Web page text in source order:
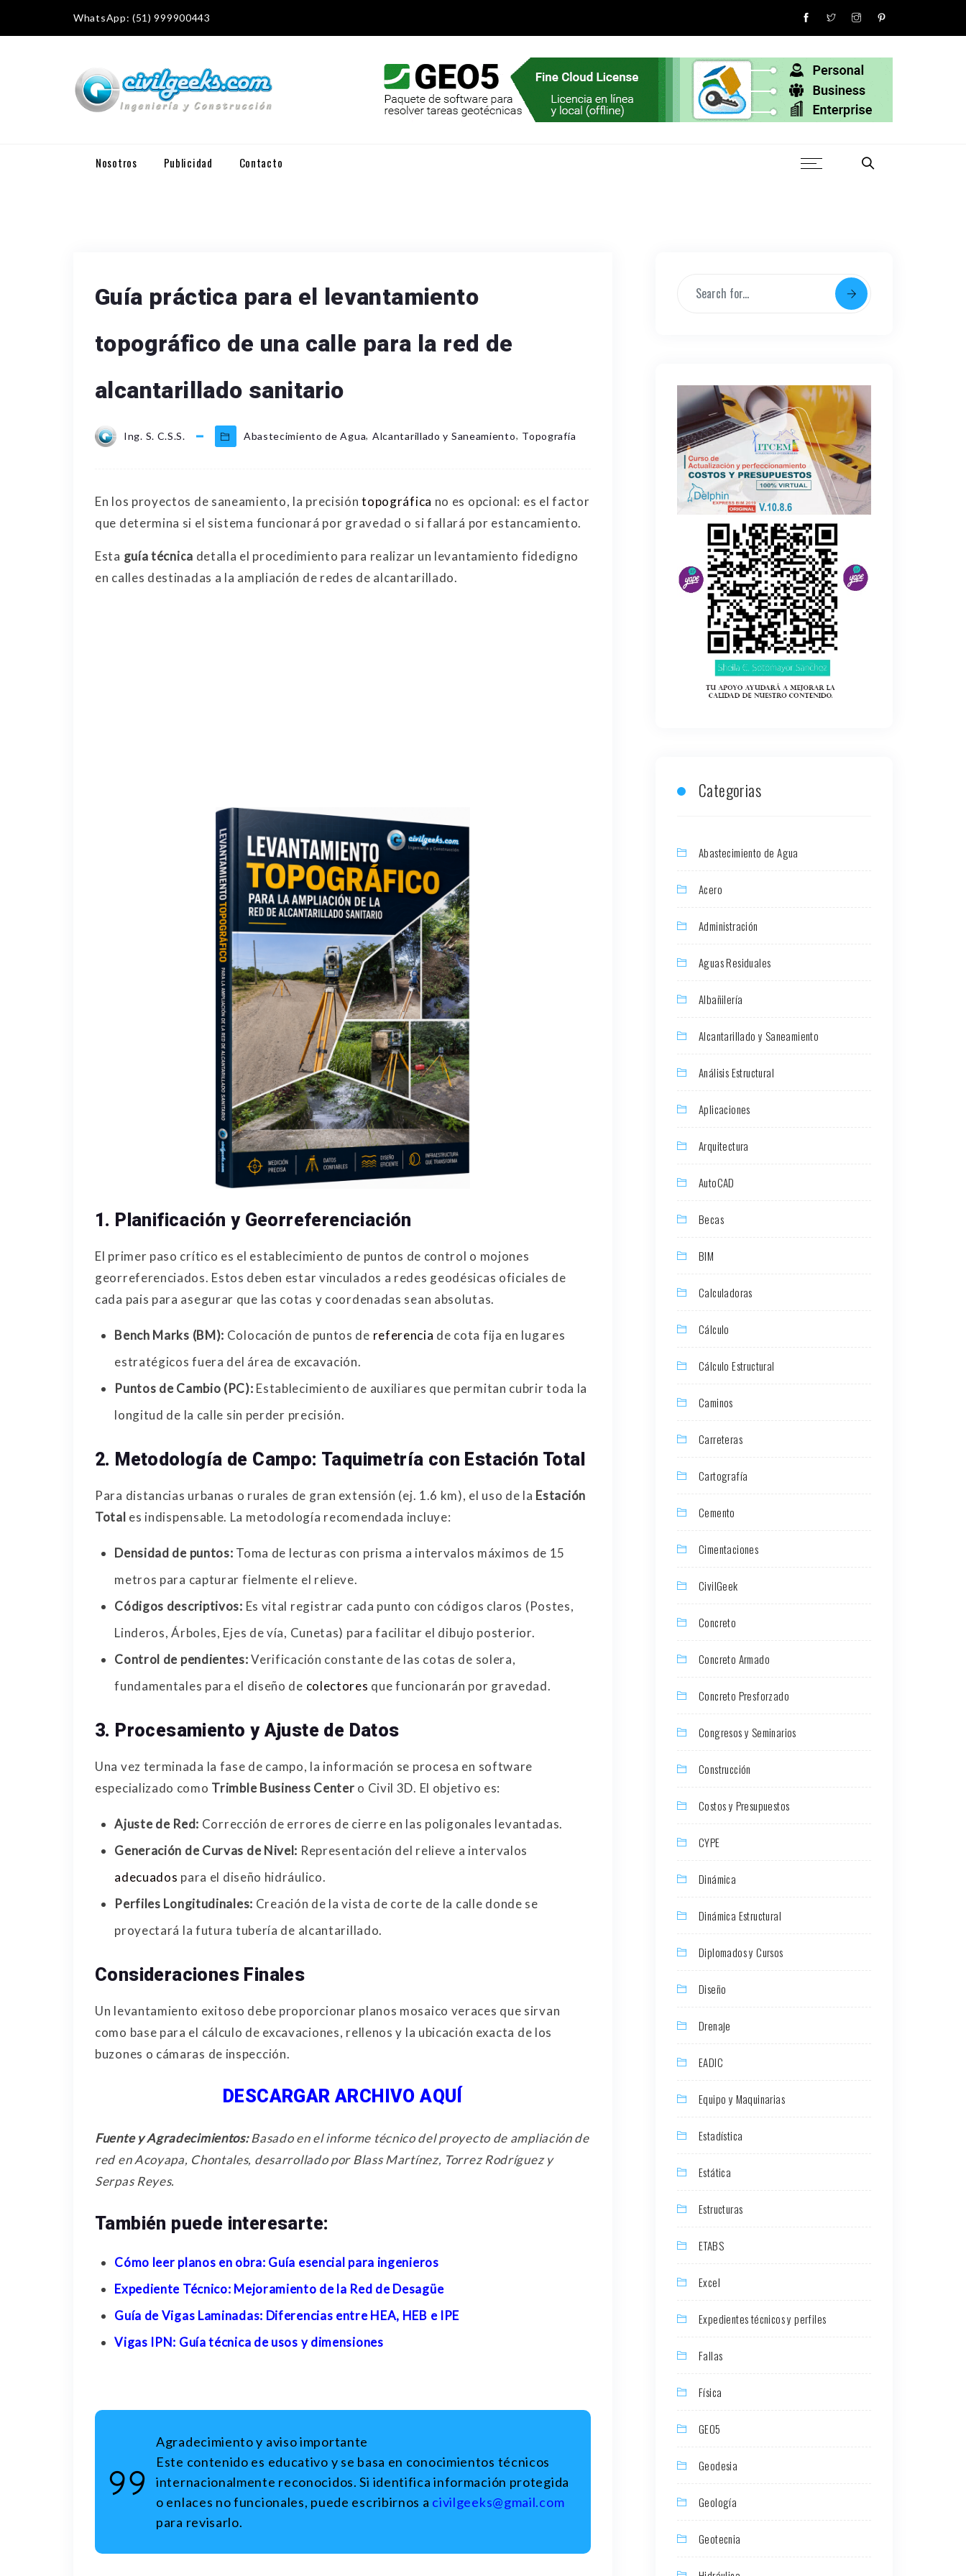
WhatsApp: (51) 999900443
Nosotros Publicidad Contacto
Guía práctica para el levantamiento
topográfico de una calle para la red de
alcantarillado sanitario
Ing. S. C.S.S. Abastecimiento de Agua, Alcantarillado y Saneamiento, Topografía
En los proyectos de saneamiento, la precisióntopográfica no es opcional: es el factor
que determina si el sistema funcionará por gravedad o si fallará por estancamiento.
Esta guía técnica detalla el procedimiento para realizar un levantamiento fidedigno
en calles destinadas a la ampliación de redes de alcantarillado.
1. Planificación y Georreferenciación
El primer paso crítico es el establecimiento de puntos de control o mojones
georreferenciados. Estos deben estar vinculados a redes geodésicas oficiales de
cada pais para asegurar que las cotas y coordenadas sean absolutas.
Bench Marks (BM): Colocación de puntos de referencia de cota fija en lugares
estratégicos fuera del área de excavación.
Puntos de Cambio (PC): Establecimiento de auxiliares que permitan cubrir toda la
longitud de la calle sin perder precisión.
2. Metodología de Campo: Taquimetría con Estación Total
Para distancias urbanas o rurales de gran extensión (ej. 1.6 km), el uso de la Estación
Total es indispensable. La metodología recomendada incluye:
Densidad de puntos: Toma de lecturas con prisma a intervalos máximos de 15
metros para capturar fielmente el relieve.
Códigos descriptivos: Es vital registrar cada punto con códigos claros (Postes,
Linderos, Árboles, Ejes de vía, Cunetas) para facilitar el dibujo posterior.
Control de pendientes:Verificación constante de las cotas de solera,
fundamentales para el diseño de colectores que funcionarán por gravedad.
3. Procesamiento y Ajuste de Datos
Una vez terminada la fase de campo, la información se procesa en software
especializado como Trimble Business Center o Civil 3D. El objetivo es:
Ajuste de Red: Corrección de errores de cierre en las poligonales levantadas.
Generación de Curvas de Nivel: Representación del relieve a intervalos
adecuados para el diseño hidráulico.
Perfiles Longitudinales: Creación de la vista de corte de la calle donde se
proyectará la futura tubería de alcantarillado.
Consideraciones Finales
Un levantamiento exitoso debe proporcionar planos mosaico veraces que sirvan
como base para el cálculo de excavaciones, rellenos y la ubicación exacta de los
buzones o cámaras de inspección.
DESCARGAR ARCHIVO AQUÍ
Fuente y Agradecimientos:Basado en el informe técnico del proyecto de ampliación de
red en Acoyapa, Chontales, desarrollado por Blass Martínez, Torrez Rodríguez y
Serpas Reyes.
También puede interesarte:
Cómo leer planos en obra: Guía esencial para ingenieros
Expediente Técnico: Mejoramiento de la Red de Desagüe
Guía de Vigas Laminadas: Diferencias entre HEA, HEB e IPE
Vigas IPN: Guía técnica de usos y dimensiones
Agradecimiento y aviso importante
Este contenido es educativo y se basa en conocimientos técnicos
internacionalmente reconocidos. Si identifica información protegida
o enlaces no funcionales, puede escribirnos a civilgeeks@gmail.com
para revisarlo.
Categorias
Abastecimiento de Agua
Acero
Administración
Aguas Residuales
Albañilería
Alcantarillado y Saneamiento
Análisis Estructural
Aplicaciones
Arquitectura
AutoCAD
Becas
BIM
Calculadoras
Cálculo
Cálculo Estructural
Caminos
Carreteras
Cartografía
Cemento
Cimentaciones
CivilGeek
Concreto
Concreto Armado
Concreto Presforzado
Congresos y Seminarios
Construcción
Costos y Presupuestos
CYPE
Dinámica
Dinámica Estructural
Diplomados y Cursos
Diseño
Drenaje
EADIC
Equipo y Maquinarias
Estadística
Estática
Estructuras
ETABS
Excel
Expedientes técnicos y perfiles
Fallas
Física
GEO5
Geodesia
Geología
Geotecnia